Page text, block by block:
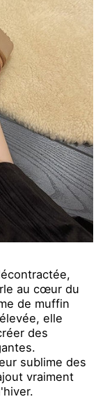
au cœur du
de muffin
elle
des
sublime des
vraiment